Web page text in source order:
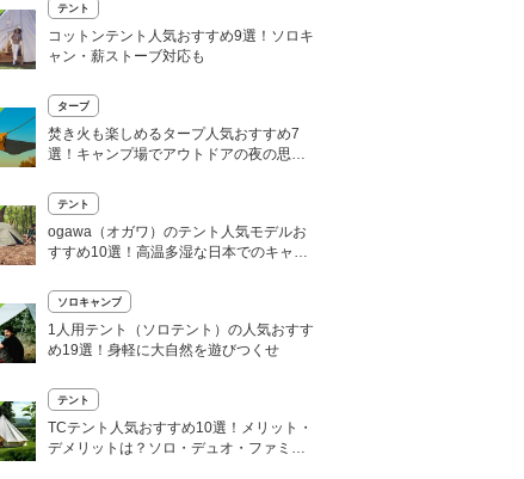
テント
コットンテント人気おすすめ9選！ソロキ
ャン・薪ストーブ対応も
タープ
焚き火も楽しめるタープ人気おすすめ7
選！キャンプ場でアウトドアの夜の思い
テント
ogawa（オガワ）のテント人気モデルお
すすめ10選！高温多湿な日本でのキャン
ソロキャンプ
1人用テント（ソロテント）の人気おすす
め19選！身軽に大自然を遊びつくせ
テント
TCテント人気おすすめ10選！メリット・
デメリットは？ソロ・デュオ・ファミキ